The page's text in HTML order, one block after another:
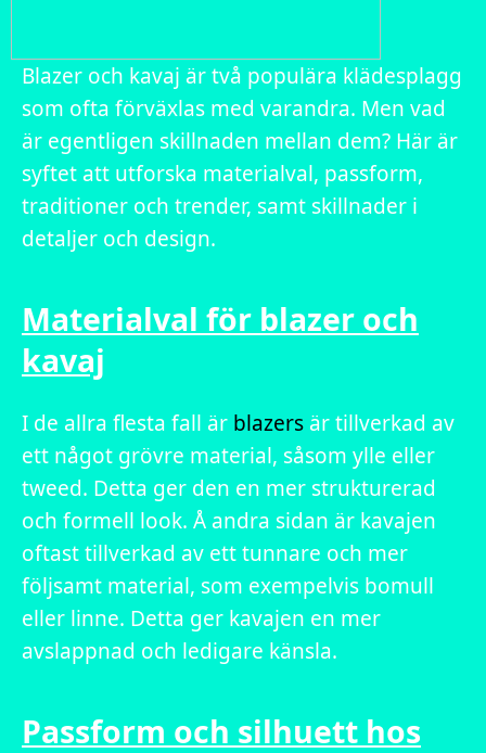
Blazer och kavaj är två populära klädesplagg
som ofta förväxlas med varandra. Men vad
är egentligen skillnaden mellan dem? Här är
syftet att utforska materialval, passform,
traditioner och trender, samt skillnader i
detaljer och design.
Materialval för blazer och
kavaj
I de allra flesta fall är blazers är tillverkad av
ett något grövre material, såsom ylle eller
tweed. Detta ger den en mer strukturerad
och formell look. Å andra sidan är kavajen
oftast tillverkad av ett tunnare och mer
följsamt material, som exempelvis bomull
eller linne. Detta ger kavajen en mer
avslappnad och ledigare känsla.
Passform och silhuett hos